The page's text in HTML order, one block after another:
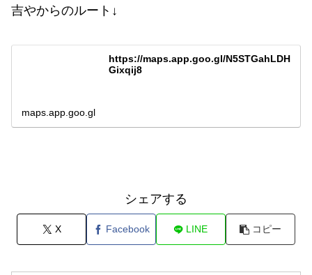
吉やからのルート↓
https://maps.app.goo.gl/N5STGahLDH
Gixqij8
maps.app.goo.gl
シェアする
X Facebook LINE コピー